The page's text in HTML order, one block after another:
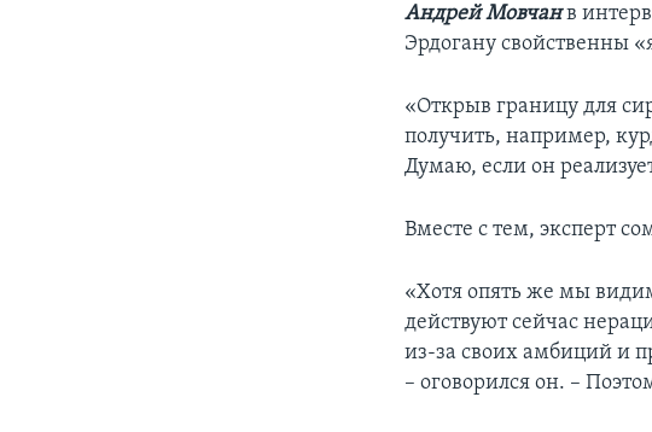
Андрей Мовчанв
Эрдогану свойственны
«Открыв границу для
получить, например,
Думаю, если он
Вместе с тем, эксперт
«Хотя опять же мы
действуют сейчас
из-за своих амбиций и
– оговорился он. –